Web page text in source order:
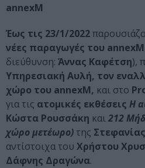
annexM
Έως τις 23/1/2022
νέες παραγωγές του annexM
διεύθυνση: Άννας Καφέτση),
Υπηρεσιακή Αυλή, τον
χώρο του annexM, και στο
για τις ατομικές εκθέσεις Η
Κώστα Ρουσσάκη και212
χώρο μετέωρο) της
αντίστοιχα του Χρήστου
Δάφνης Δραγώνα.